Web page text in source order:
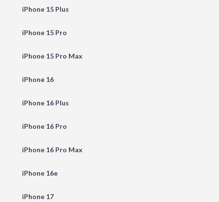
iPhone 15 Plus
iPhone 15 Pro
iPhone 15 Pro Max
iPhone 16
iPhone 16 Plus
iPhone 16 Pro
iPhone 16 Pro Max
iPhone 16e
iPhone 17